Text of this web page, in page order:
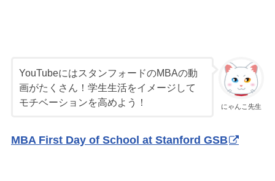
にゃんこ先生
YouTubeにはスタンフォードのMBAの動
画がたくさん！学生生活をイメージして
モチベーションを高めよう！
MBA First Day of School at Stanford GSB